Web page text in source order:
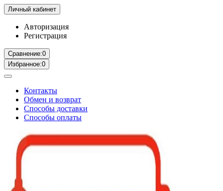
Личный кабинет
Авторизация
Регистрация
Сравнение:0
Избранное:0
Контакты
Обмен и возврат
Способы доставки
Способы оплаты